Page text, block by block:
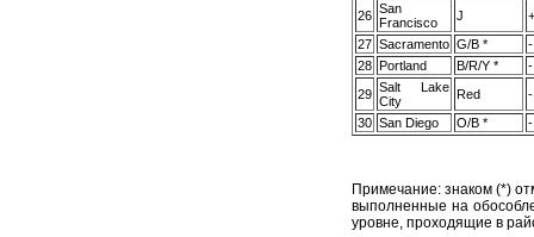
26 San
Francisco
J
+
27 Sacramento G/B *
-
28 Portland B/R/Y *
-
29 Salt Lake
City
Red
-
30 San Diego O/B * -
Примечание: знаком (*)
выполненные на
уровне, проходящие в